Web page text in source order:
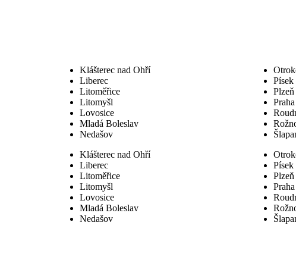
Klášterec nad Ohří
Liberec
Litoměřice
Litomyšl
Lovosice
Mladá Boleslav
Nedašov
Písek
Plzeň
Praha
Klášterec nad Ohří
Liberec
Litoměřice
Litomyšl
Lovosice
Mladá Boleslav
Nedašov
Písek
Plzeň
Praha